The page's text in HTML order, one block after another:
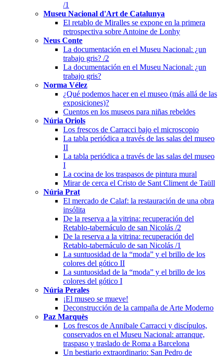
/1
Museu Nacional d'Art de Catalunya
El retablo de Miralles se expone en la primera
retrospectiva sobre Antoine de Lonhy
Neus Conte
La documentación en el Museu Nacional: ¿un
trabajo gris? /2
La documentación en el Museu Nacional: ¿un
trabajo gris?
Norma Vélez
¿Qué podemos hacer en el museo (más allá de las
exposiciones)?
Cuentos en los museos para niñas rebeldes
Núria Oriols
Los frescos de Carracci bajo el microscopio
La tabla periódica a través de las salas del museo
II
La tabla periódica a través de las salas del museo
I
La cocina de los traspasos de pintura mural
Mirar de cerca el Cristo de Sant Climent de Taüll
Núria Prat
El mercado de Calaf: la restauración de una obra
insólita
De la reserva a la vitrina: recuperación del
Retablo-tabernáculo de san Nicolás /2
De la reserva a la vitrina: recuperación del
Retablo-tabernáculo de san Nicolás /1
La suntuosidad de la “moda” y el brillo de los
colores del gótico II
La suntuosidad de la “moda” y el brillo de los
colores del gótico I
Núria Perales
¡El museo se mueve!
Deconstrucción de la campaña de Arte Moderno
Paz Marquès
Los frescos de Annibale Carracci y discípulos,
conservados en el Museu Nacional: arranque,
traspaso y traslado de Roma a Barcelona
Un bestiario extraordinario: San Pedro de